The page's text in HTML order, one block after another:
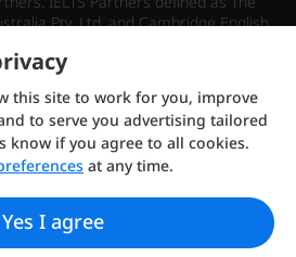
Pty. Ltd. and Cambridge English
use Privacy policy Disclaimer
this site to work for you, improve
to serve you advertising tailored
know if you agree to all cookies.
at any time.
Yes I agree